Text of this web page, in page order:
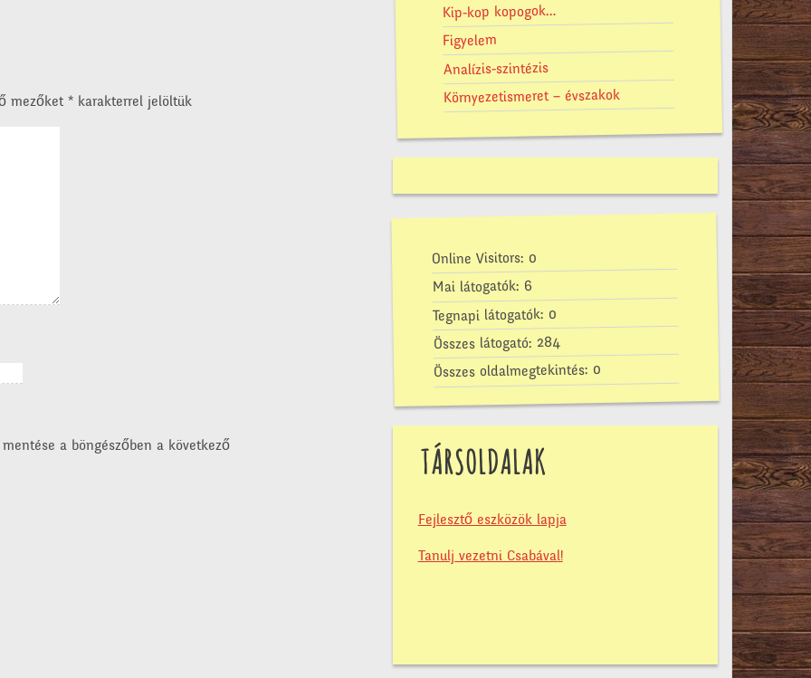
mezőket * karakterrel jelöltük
a böngészőben a következő
Kip-kop kopogok…
Figyelem
Analízis-szintézis
Környezetismeret – évszakok
Online Visitors: 0
Mai látogatók: 6
Tegnapi látogatók: 0
Összes látogató: 284
Összes oldalmegtekintés: 0
TÁRSOLDALAK
Fejlesztő eszközök lapja
Tanulj vezetni Csabával!